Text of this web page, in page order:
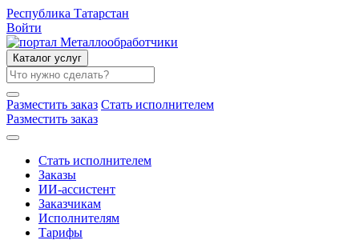
Республика Татарстан
Войти
Каталог услуг
Разместить заказ Стать исполнителем
Разместить заказ
Стать исполнителем
Заказы
ИИ-ассистент
Заказчикам
Исполнителям
Тарифы